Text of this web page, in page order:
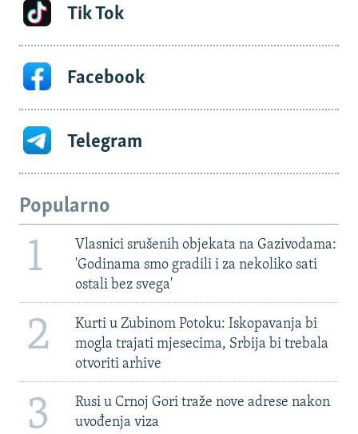
Tik Tok
Facebook
Telegram
Popularno
1
Vlasnici srušenih objekata na Gazivodama:
'Godinama smo gradili i za nekoliko sati
ostali bez svega'
2
Kurti u Zubinom Potoku: Iskopavanja bi
mogla trajati mjesecima, Srbija bi trebala
otvoriti arhive
3
Rusi u Crnoj Gori traže nove adrese nakon
uvođenja viza